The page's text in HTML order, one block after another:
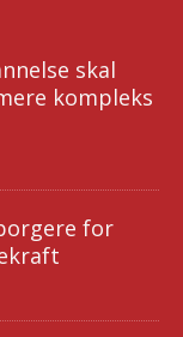
skal
kompleks
for